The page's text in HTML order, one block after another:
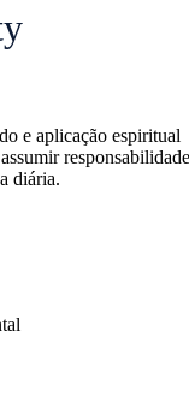
e aplicação espiritual
responsabilidade
diária.